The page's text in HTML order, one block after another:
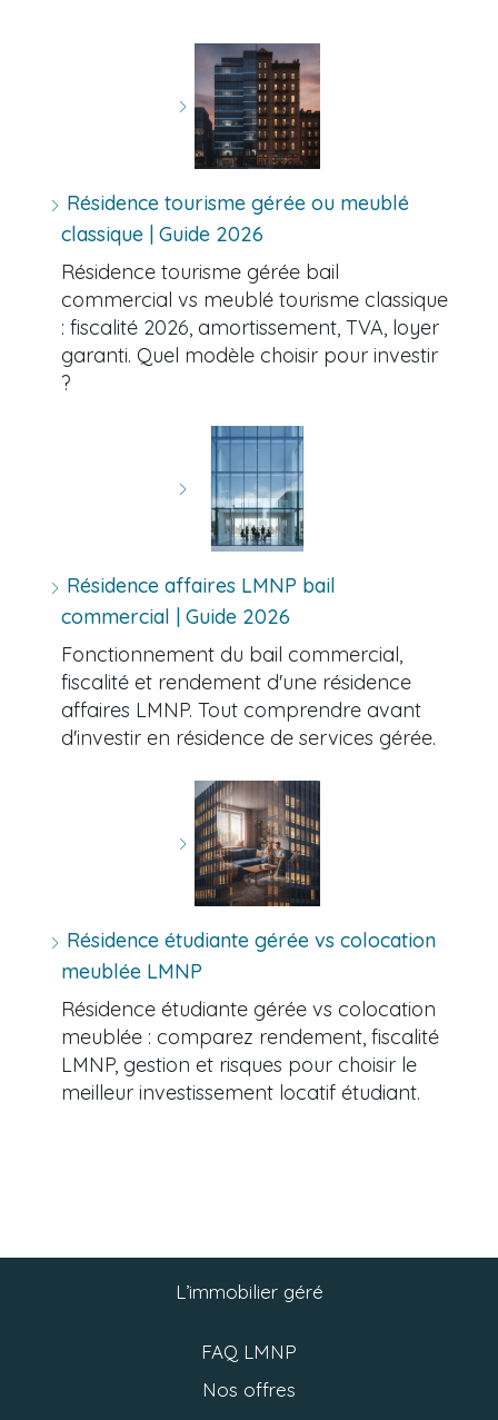
Résidence tourisme gérée ou meublé
classique | Guide 2026
Résidence tourisme gérée bail
commercial vs meublé tourisme classique
: fiscalité 2026, amortissement, TVA, loyer
garanti. Quel modèle choisir pour investir
?
Résidence affaires LMNP bail
commercial | Guide 2026
Fonctionnement du bail commercial,
fiscalité et rendement d'une résidence
affaires LMNP. Tout comprendre avant
d'investir en résidence de services gérée.
Résidence étudiante gérée vs colocation
meublée LMNP
Résidence étudiante gérée vs colocation
meublée : comparez rendement, fiscalité
LMNP, gestion et risques pour choisir le
meilleur investissement locatif étudiant.
L’immobilier géré
FAQ LMNP
Nos offres